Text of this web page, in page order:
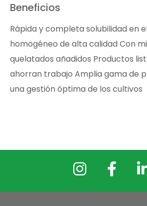
Beneficios
Rápida y completa solubilidad en
homogéneo de alta calidad Con
quelatados añadidos Productos
ahorran trabajo Amplia gama de
una gestión óptima de los cultivos